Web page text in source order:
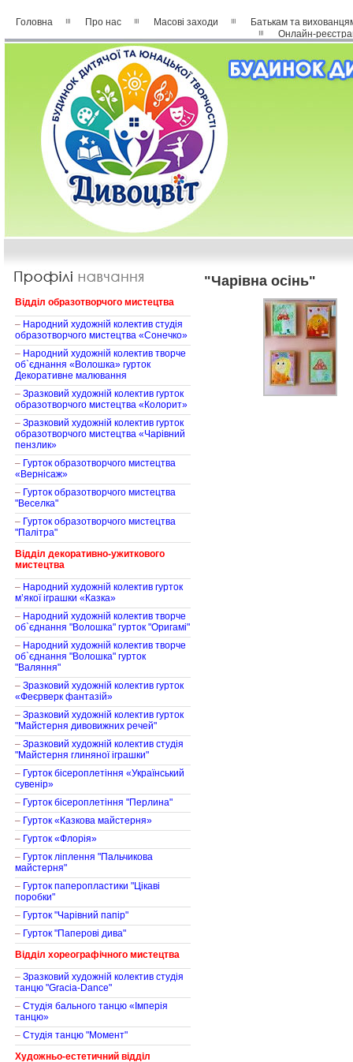
Головна Про нас Масові заходи
Батькам та
Онлайн-
"Чарівна осінь"
Відділ образотворчого мистецтва
– Народний художній колектив студія
образотворчого мистецтва «Сонечко»
– Народний художній колектив творче
об`єднання «Волошка» гурток
Декоративне малювання
– Зразковий художній колектив гурток
образотворчого мистецтва «Колорит»
– Зразковий художній колектив гурток
образотворчого мистецтва «Чарівний
пензлик»
– Гурток образотворчого мистецтва
«Вернісаж»
– Гурток образотворчого мистецтва
"Веселка"
– Гурток образотворчого мистецтва
"Палітра"
Відділ декоративно-ужиткового
мистецтва
– Народний художній колектив гурток
м’якої іграшки «Казка»
– Народний художній колектив творче
об`єднання "Волошка" гурток "Оригамі"
– Народний художній колектив творче
об`єднання "Волошка" гурток
"Валяння"
– Зразковий художній колектив гурток
«Феєрверк фантазій»
– Зразковий художній колектив гурток
"Майстерня дивовижних речей"
– Зразковий художній колектив студія
"Майстерня глиняної іграшки"
– Гурток бісероплетіння «Український
сувенір»
– Гурток бісероплетіння "Перлина"
– Гурток «Казкова майстерня»
– Гурток «Флорія»
– Гурток ліплення "Пальчикова
майстерня"
– Гурток паперопластики "Цікаві
поробки"
– Гурток "Чарівний папір"
– Гурток "Паперові дива"
Відділ хореографічного мистецтва
– Зразковий художній колектив студія
танцю "Gracia-Dance"
– Студія бального танцю «Імперія
танцю»
– Студія танцю "Момент"
Художньо-естетичний відділ